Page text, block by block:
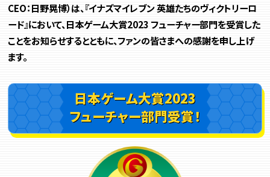
CEO：日野晃博）は、『イナズマイレブン 英雄たちのヴィクトリーロ
ード』において、日本ゲーム大賞2023 フューチャー部門を受賞した
ことをお知らせするとともに、ファンの皆さまへの感謝を申し上げ
ます。
日本ゲーム大賞2023
フューチャー部門受賞！